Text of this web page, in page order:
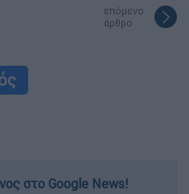
επόμενο
άρθρο
στο Google News!